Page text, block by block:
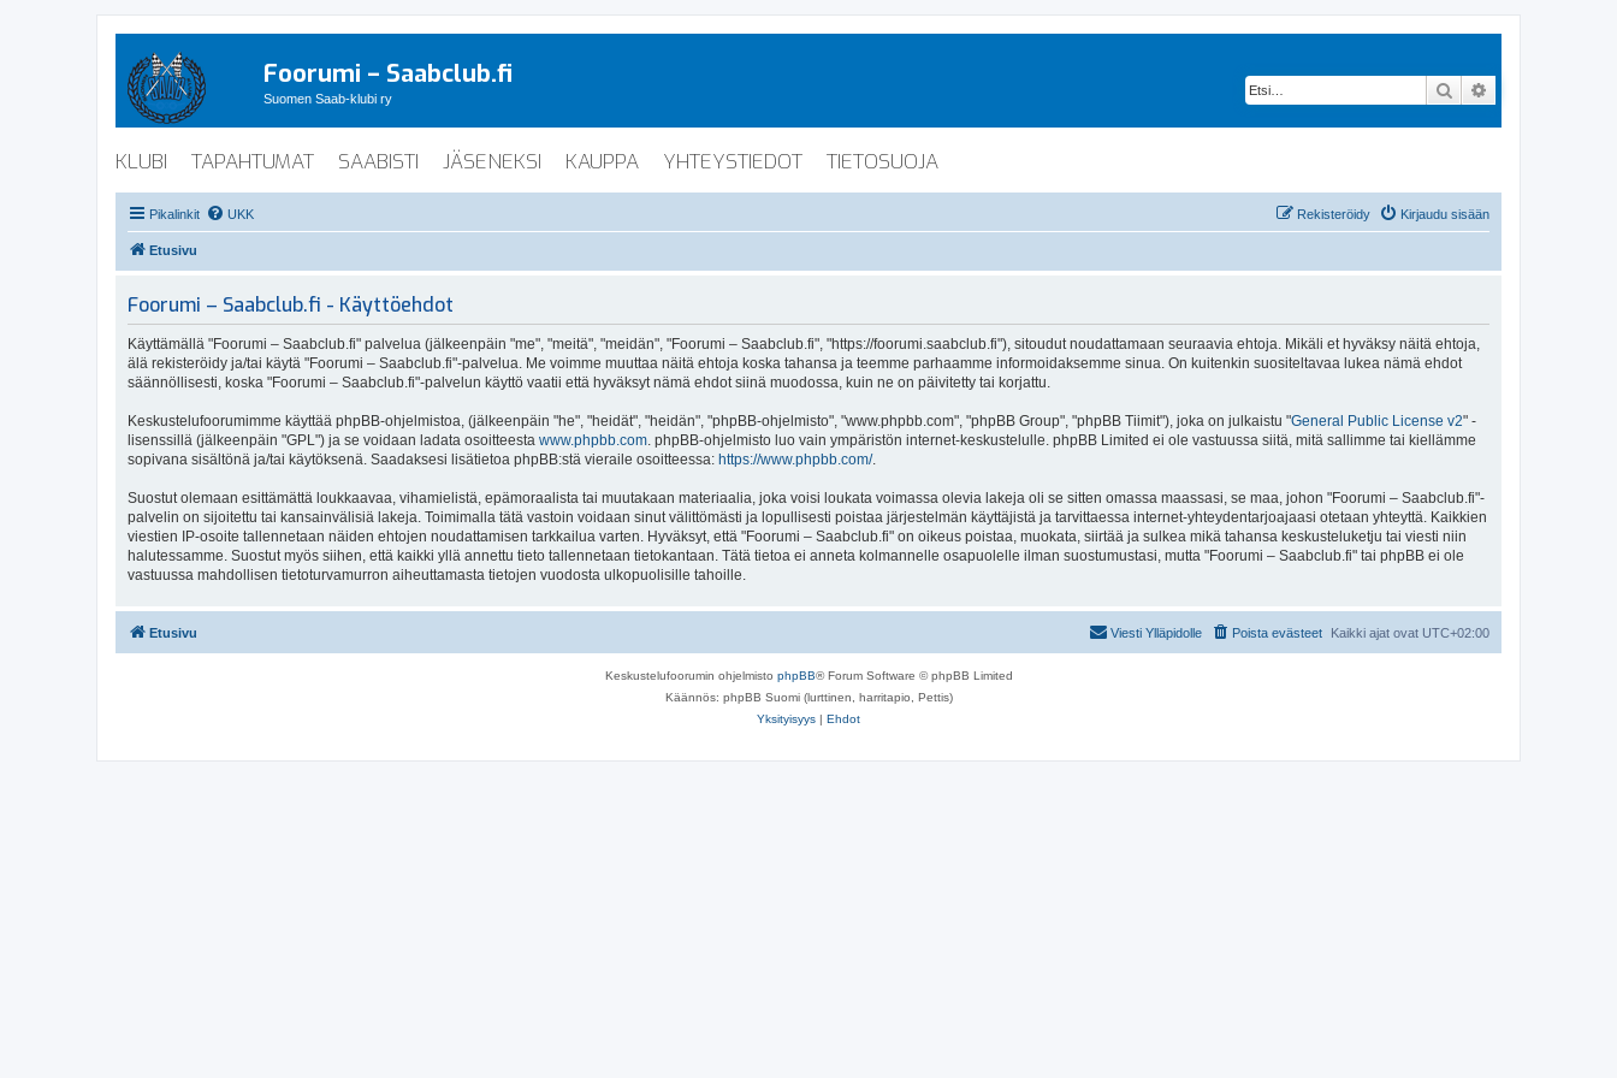
Foorumi – Saabclub.fi
Suomen Saab-klubi ry Etsi
KLUBI TAPAHTUMAT SAABISTI JÄSENEKSI KAUPPA YHTEYSTIEDOT TIETOSUOJA
Pikalinkit UKK Kirjaudu sisään
Rekisteröidy
Etusivu
Foorumi – Saabclub.fi - Käyttöehdot
Käyttämällä "Foorumi – Saabclub.fi" palvelua (jälkeenpäin "me", "meitä", "meidän", "Foorumi – Saabclub.fi", "https://foorumi.saabclub.fi"), sitoudut noudattamaan seuraavia ehtoja. Mikäli et hyväksy näitä ehtoja,
älä rekisteröidy ja/tai käytä "Foorumi – Saabclub.fi"-palvelua. Me voimme muuttaa näitä ehtoja koska tahansa ja teemme parhaamme informoidaksemme sinua. On kuitenkin suositeltavaa lukea nämä ehdot
säännöllisesti, koska "Foorumi – Saabclub.fi"-palvelun käyttö vaatii että hyväksyt nämä ehdot siinä muodossa, kuin ne on päivitetty tai korjattu.
Keskustelufoorumimme käyttää phpBB-ohjelmistoa, (jälkeenpäin "he", "heidät", "heidän", "phpBB-ohjelmisto", "www.phpbb.com", "phpBB Group", "phpBB Tiimit"), joka on julkaistu "General Public License v2" -
lisenssillä (jälkeenpäin "GPL") ja se voidaan ladata osoitteesta www.phpbb.com . phpBB-ohjelmisto luo vain ympäristön internet-keskustelulle. phpBB Limited ei ole vastuussa siitä, mitä sallimme tai kiellämme
sopivana sisältönä ja/tai käytöksenä. Saadaksesi lisätietoa phpBB:stä vieraile osoitteessa: https://www.phpbb.com/.
Suostut olemaan esittämättä loukkaavaa, vihamielistä, epämoraalista tai muutakaan materiaalia, joka voisi loukata voimassa olevia lakeja oli se sitten omassa maassasi, se maa, johon "Foorumi – Saabclub.fi"-
palvelin on sijoitettu tai kansainvälisiä lakeja. Toimimalla tätä vastoin voidaan sinut välittömästi ja lopullisesti poistaa järjestelmän käyttäjistä ja tarvittaessa internet-yhteydentarjoajaasi otetaan yhteyttä. Kaikkien
viestien IP-osoite tallennetaan näiden ehtojen noudattamisen tarkkailua varten. Hyväksyt, että "Foorumi – Saabclub.fi" on oikeus poistaa, muokata, siirtää ja sulkea mikä tahansa keskusteluketju tai viesti niin
halutessamme. Suostut myös siihen, että kaikki yllä annettu tieto tallennetaan tietokantaan. Tätä tietoa ei anneta kolmannelle osapuolelle ilman suostumustasi, mutta "Foorumi – Saabclub.fi" tai phpBB ei ole
vastuussa mahdollisen tietoturvamurron aiheuttamasta tietojen vuodosta ulkopuolisille tahoille.
Etusivu Kaikki ajat ovat UTC+02:00
Poista evästeet
Viesti Ylläpidolle
Keskustelufoorumin ohjelmisto phpBB® Forum Software © phpBB Limited
Käännös: phpBB Suomi (lurttinen, harritapio, Pettis)
Yksityisyys | Ehdot